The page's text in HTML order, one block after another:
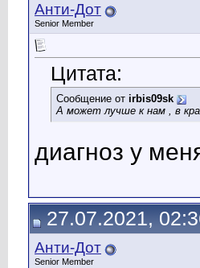
Анти-Дот
Senior Member
Цитата:
Сообщение от irbis09sk
А может лучше к нам , в
диагноз у
27.07.2021,
Анти-Дот
Senior Member